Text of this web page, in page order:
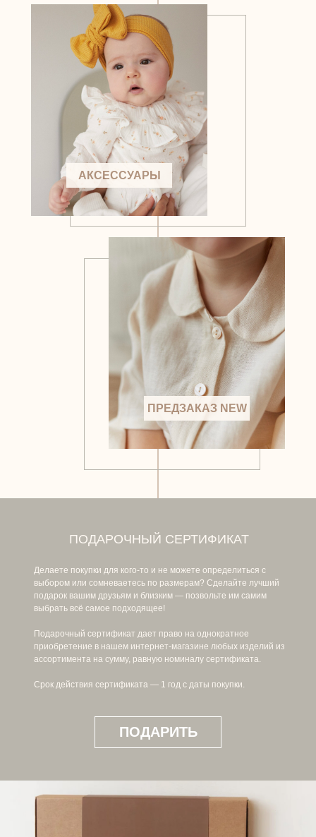
АКСЕССУАРЫ
ПРЕДЗАКАЗ NEW
ПОДАРОЧНЫЙ СЕРТИФИКАТ
Делаете покупки для кого-то и не можете определиться с
выбором или сомневаетесь по размерам? Сделайте лучший
подарок вашим друзьям и близким — позвольте им самим
выбрать всё самое подходящее!
Подарочный сертификат дает право на однократное
приобретение в нашем интернет-магазине любых изделий из
ассортимента на сумму, равную номиналу сертификата.
Срок действия сертификата — 1 год с даты покупки.
ПОДАРИТЬ